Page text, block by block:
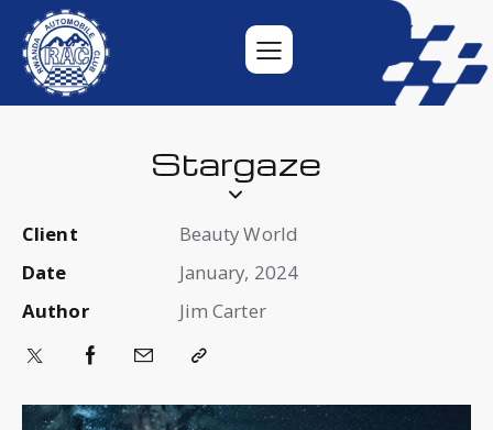
Stargaze
Client
Beauty World
Date
January, 2024
Author
Jim Carter